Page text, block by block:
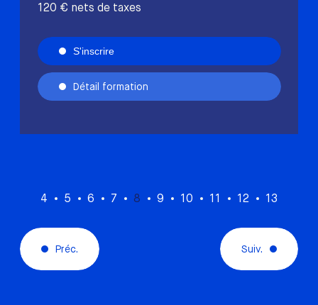
120 € nets de taxes
S'inscrire
Détail formation
Préc.
4 5 6 7 8 9 10 11 12 13
Suiv.